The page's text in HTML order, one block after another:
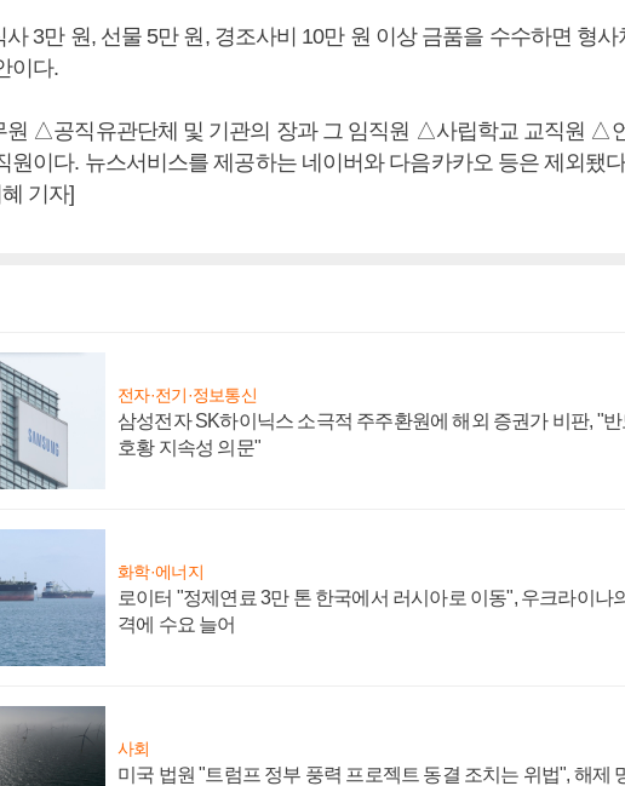
3만 원, 선물 5만 원, 경조사비 10만 원 이상 금품을 수수하면 형사
이다.
△공직유관단체 및 기관의 장과 그 임직원 △사립학교 교직원 △
원이다. 뉴스서비스를 제공하는 네이버와 다음카카오 등은 제외됐다
기자]
전자·전기·정보통신
삼성전자 SK하이닉스 소극적 주주환원에 해외 증권가 비판, "반
호황 지속성 의문"
화학·에너지
로이터 "정제연료 3만 톤 한국에서 러시아로 이동", 우크라이나
격에 수요 늘어
사회
미국 법원 "트럼프 정부 풍력 프로젝트 동결 조치는 위법", 해제